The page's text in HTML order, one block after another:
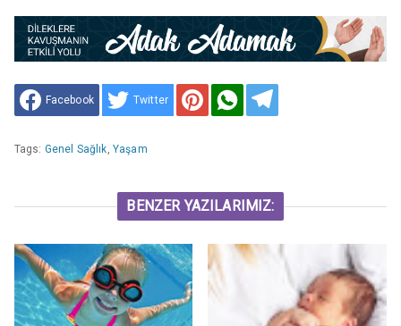
Facebook Twitter
Tags: Genel Sağlık, Yaşam
BENZER YAZILARIMIZ: